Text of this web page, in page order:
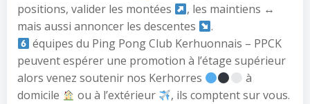
positions, valider les montées
, les maintiens ↔️
mais aussi annoncer les descentes
.
équipes du Ping Pong Club Kerhuonnais – PPCK
peuvent espérer une promotion à l’étage supérieur
alors venez soutenir nos Kerhorres
à
domicile
ou à l’extérieur , ils comptent sur vous.